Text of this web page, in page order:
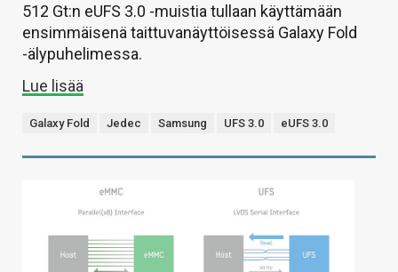
512 Gt:n eUFS 3.0 -muistia tullaan käyttämään
ensimmäisenä taittuvanäyttöisessä Galaxy Fold
-älypuhelimessa.
Lue lisää
Galaxy Fold Jedec Samsung UFS 3.0 eUFS 3.0